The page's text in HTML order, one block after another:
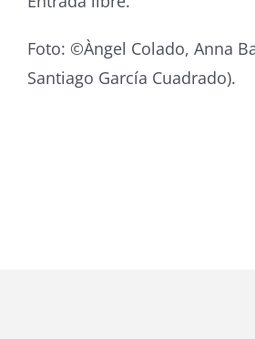
Foto: ©Àngel Colado, Anna
Santiago García Cuadrado).